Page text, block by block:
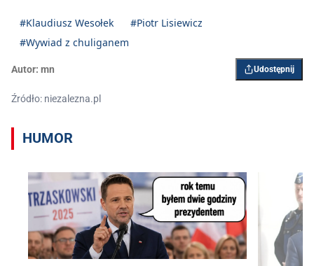
#Klaudiusz Wesołek
#Piotr Lisiewicz
#Wywiad z chuliganem
Autor: mn Udostępnij
Źródło: niezalezna.pl
HUMOR